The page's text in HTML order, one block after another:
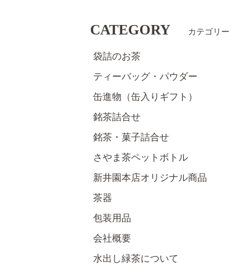
CATEGORY カテゴリー
袋詰のお茶
ティーバッグ・パウダー
缶進物（缶入りギフト）
銘茶詰合せ
銘茶・菓子詰合せ
さやま茶ペットボトル
新井園本店オリジナル商品
茶器
包装用品
会社概要
水出し緑茶について